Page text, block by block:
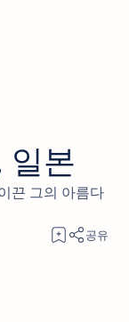
일본
끈 그의 아름다